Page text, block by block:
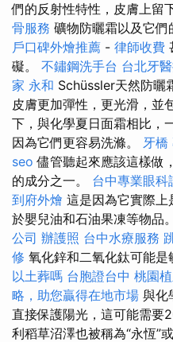
們的反射性特性，皮膚上留
骨服務 礦物防曬霜以及它
戶口碑外燴推薦 - 律師收費
礙。 不鏽鋼洗手台 台北牙
家 永和 Schüssler天然防曬
皮膚更加彈性，更光滑，並
下，與化學夏日面霜相比，
因為它們更容易洗滌。 牙橋
seo 儘管聽起來應該這樣做
的成分之一。 台中專業眼科
到府外燴 這是因為它實際上
於嬰兒油和石油果凍等物品。
公司 辦護照 台中水療服務
修 氧化鋅和二氧化鈦可能是
以土葬嗎 台胞證台中 桃園
略，助您贏得在地市場 與化
直接保護陽光，這可能需要
利稻草沼澤也被稱為“永恆”